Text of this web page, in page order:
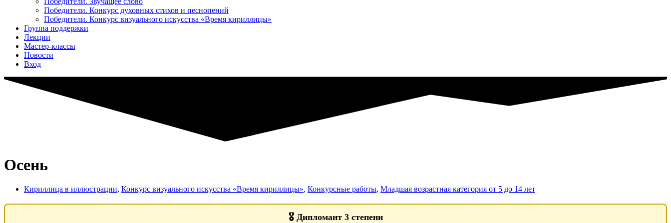
Победители. Конкурс духовных стихов и песнопений
Победители. Конкурс визуального искусства «Время кириллицы»
Группа поддержки
Лекции
Мастер-классы
Новости
Вход
Осень
Кириллица в иллюстрации, Конкурс визуального искусства «Время кириллицы», Конкурсные работы, Младшая возрастная категория от 5 до 14 лет
🎖️ Дипломант 3 степени